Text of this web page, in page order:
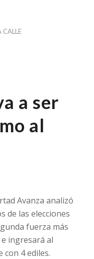
CALLE
a ser
al
Avanza analizó
de las elecciones
fuerza más
ingresará al
4 ediles.